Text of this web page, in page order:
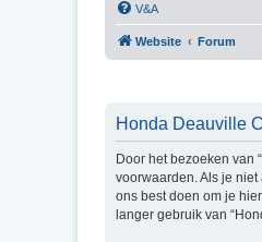
V&A
Website Forum
Honda Deauville
Door het bezoeken van
voorwaarden. Als je
ons best doen om je
langer gebruik van